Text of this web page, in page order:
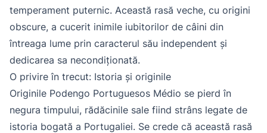
temperament puternic. Această rasă veche, cu origini
obscure, a cucerit inimile iubitorilor de câini din
întreaga lume prin caracterul său independent și
dedicarea sa necondiționată.
O privire în trecut: Istoria și originile
Originile Podengo Portuguesos Médio se pierd în
negura timpului, rădăcinile sale fiind strâns legate de
istoria bogată a Portugaliei. Se crede că această rasă